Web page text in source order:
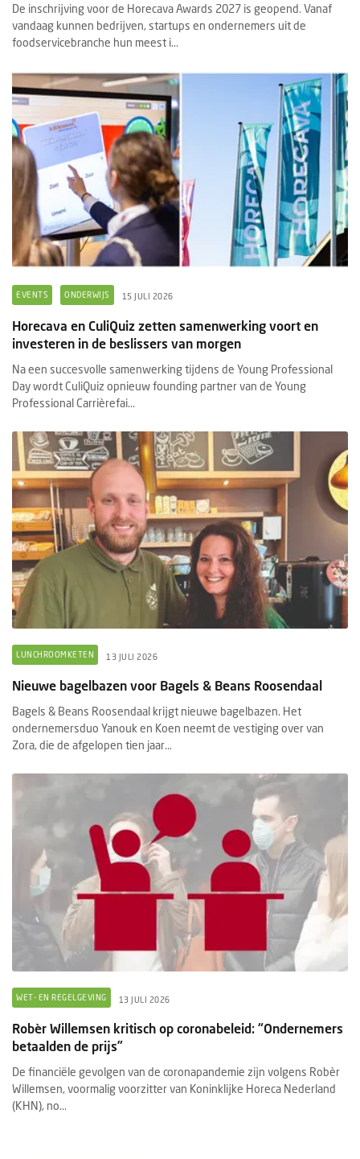
De inschrijving voor de Horecava Awards 2027 is geopend. Vanaf
vandaag kunnen bedrijven, startups en ondernemers uit de
foodservicebranche hun meest i...
EVENTS ONDERWIJS 15 JULI 2026
Horecava en CuliQuiz zetten samenwerking voort en
investeren in de beslissers van morgen
Na een succesvolle samenwerking tijdens de Young Professional
Day wordt CuliQuiz opnieuw founding partner van de Young
Professional Carrièrefai...
LUNCHROOMKETEN 13 JULI 2026
Nieuwe bagelbazen voor Bagels & Beans Roosendaal
Bagels & Beans Roosendaal krijgt nieuwe bagelbazen. Het
ondernemersduo Yanouk en Koen neemt de vestiging over van
Zora, die de afgelopen tien jaar...
WET- EN REGELGEVING 13 JULI 2026
Robèr Willemsen kritisch op coronabeleid: “Ondernemers
betaalden de prijs”
De financiële gevolgen van de coronapandemie zijn volgens Robèr
Willemsen, voormalig voorzitter van Koninklijke Horeca Nederland
(KHN), no...